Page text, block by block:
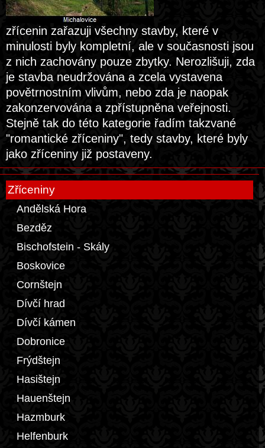
zřícenin zařazuji všechny stavby, které v
minulosti byly kompletní, ale v současnosti jsou
z nich zachovány pouze zbytky. Nerozlišuji, zda
je stavba neudržována a zcela vystavena
povětrnostním vlivům, nebo zda je naopak
zakonzervována a zpřístupněna veřejnosti.
Stejně tak do této kategorie řadím takzvané
"romantické zříceniny", tedy stavby, které byly
jako zříceniny již postaveny.
Zříceniny
Andělská Hora
Bezděz
Bischofstein - Skály
Boskovice
Cornštejn
Dívčí hrad
Dívčí kámen
Dobronice
Frýdštejn
Hasištejn
Hauenštejn
Hazmburk
Helfenburk